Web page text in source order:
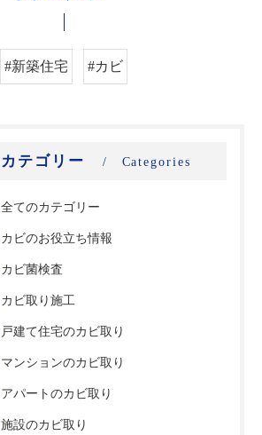
#新築住宅 #カビ
カテゴリー Categories
全てのカテゴリー
カビのお役立ち情報
カビ菌検査
カビ取り施工
戸建て住宅のカビ取り
マンションのカビ取り
アパートのカビ取り
施設のカビ取り